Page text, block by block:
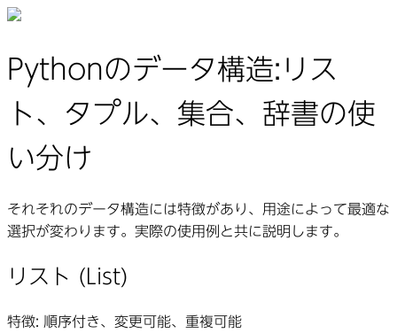
Pythonのデータ構造:リス
ト、タプル、集合、辞書の使
い分け
それぞれのデータ構造には特徴があり、用途によって最適な
選択が変わります。実際の使用例と共に説明します。
リスト (List)
特徴: 順序付き、変更可能、重複可能